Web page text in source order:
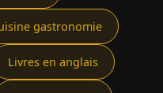
gastronomie
Livres en anglais